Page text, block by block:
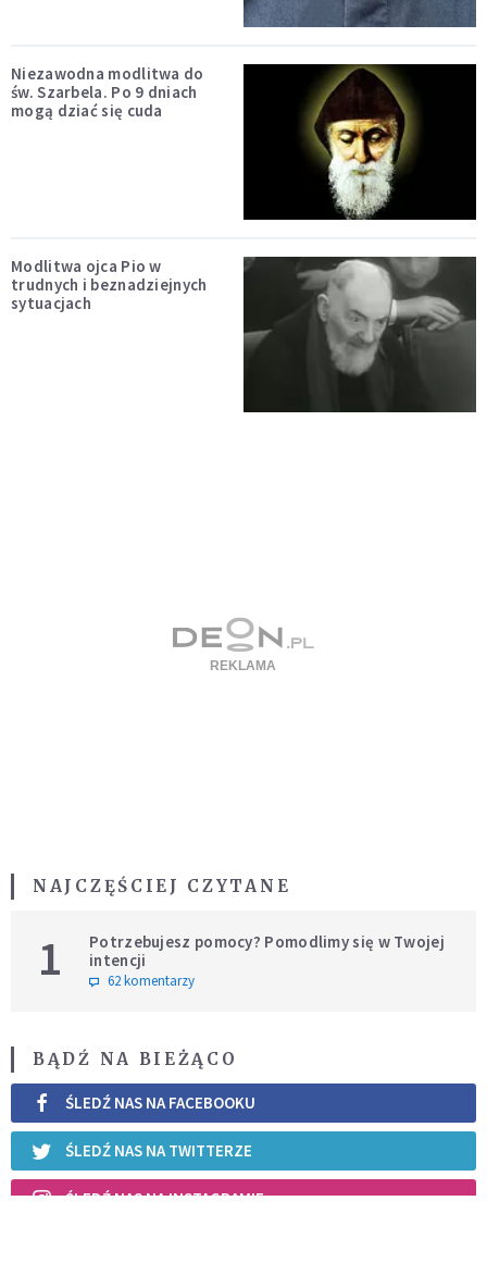
Niezawodna modlitwa do
św. Szarbela. Po 9 dniach
mogą dziać się cuda
Modlitwa ojca Pio w
trudnych i beznadziejnych
sytuacjach
NAJCZĘŚCIEJ CZYTANE
1
Potrzebujesz pomocy? Pomodlimy się w Twojej
intencji
62 komentarzy
BĄDŹ NA BIEŻĄCO
ŚLEDŹ NAS NA FACEBOOKU
ŚLEDŹ NAS NA TWITTERZE
ŚLEDŹ NAS NA INSTAGRAMIE